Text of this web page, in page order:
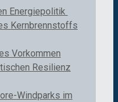
Energiepolitik
Kernbrennstoffs
Vorkommen
Resilienz
Windparks im